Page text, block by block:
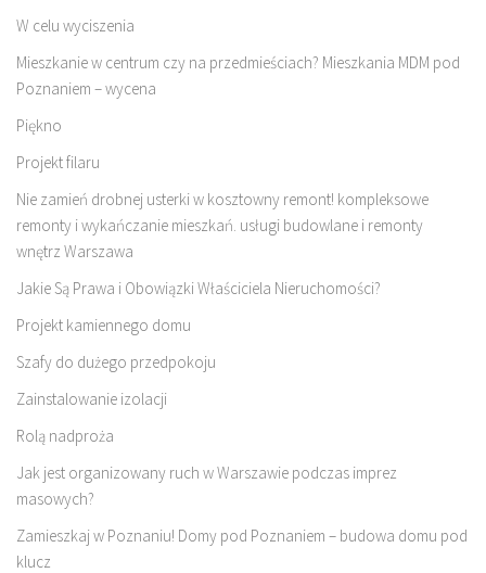
W celu wyciszenia
Mieszkanie w centrum czy na przedmieściach? Mieszkania MDM pod
Poznaniem – wycena
Piękno
Projekt filaru
Nie zamień drobnej usterki w kosztowny remont! kompleksowe
remonty i wykańczanie mieszkań. usługi budowlane i remonty
wnętrz Warszawa
Jakie Są Prawa i Obowiązki Właściciela Nieruchomości?
Projekt kamiennego domu
Szafy do dużego przedpokoju
Zainstalowanie izolacji
Rolą nadproża
Jak jest organizowany ruch w Warszawie podczas imprez
masowych?
Zamieszkaj w Poznaniu! Domy pod Poznaniem – budowa domu pod
klucz